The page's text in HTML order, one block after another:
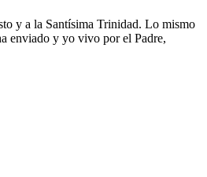
y a la Santísima Trinidad. Lo mismo
enviado y yo vivo por el Padre,